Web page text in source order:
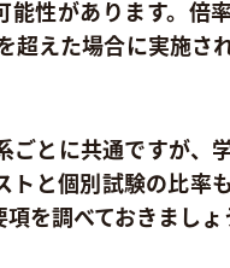
性があります。倍
超えた場合に実施さ
ごとに共通ですが、
トと個別試験の比率
を調べておきましょ